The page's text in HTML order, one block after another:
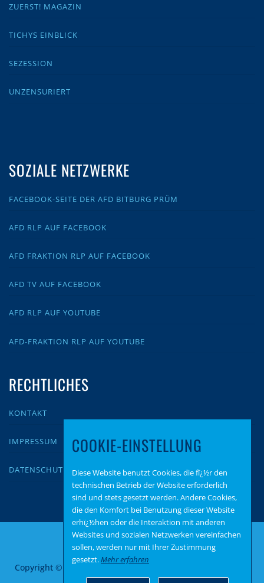
ZUERST! MAGAZIN
TICHYS EINBLICK
SEZESSION
UNZENSURIERT
SOZIALE NETZWERKE
FACEBOOK-SEITE DER AFD BITBURG PRÜM
AFD RLP AUF FACEBOOK
AFD FRAKTION RLP AUF FACEBOOK
AFD TV AUF FACEBOOK
AFD RLP AUF YOUTUBE
AFD-FRAKTION RLP AUF YOUTUBE
RECHTLICHES
KONTAKT
IMPRESSUM
DATENSCHUTZ
Copyright © 2026 AfD Bitburg Prüm
COOKIE-EINSTELLUNG
Diese Website benutzt Cookies, die fï¿½r den
technischen Betrieb der Website erforderlich
sind und stets gesetzt werden. Andere Cookies,
die den Komfort bei Benutzung dieser Website
erhï¿½hen oder die Interaktion mit anderen
Websites und sozialen Netzwerken vereinfachen
sollen, werden nur mit Ihrer Zustimmung
gesetzt.Mehr erfahren